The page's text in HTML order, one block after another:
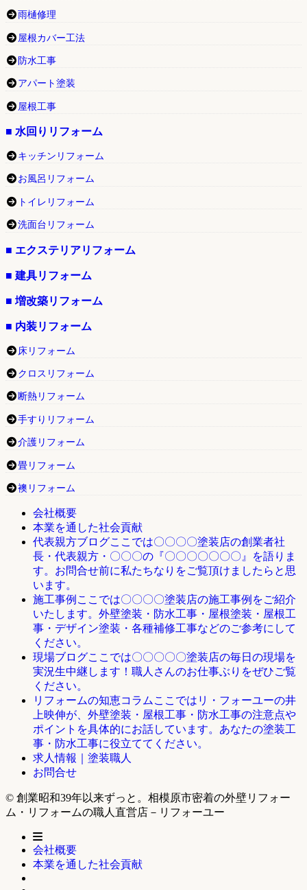
雨樋修理
屋根カバー工法
防水工事
アパート塗装
屋根工事
■ 水回りリフォーム
キッチンリフォーム
お風呂リフォーム
トイレリフォーム
洗面台リフォーム
■ エクステリアリフォーム
■ 建具リフォーム
■ 増改築リフォーム
■ 内装リフォーム
床リフォーム
クロスリフォーム
断熱リフォーム
手すりリフォーム
介護リフォーム
畳リフォーム
襖リフォーム
会社概要
本業を通した社会貢献
代表親方ブログここでは〇〇〇〇塗装店の創業者社
長・代表親方・〇〇〇の『〇〇〇〇〇〇〇』を語りま
す。お問合せ前に私たちなりをご覧頂けましたらと思
います。
施工事例 ここでは〇〇〇〇塗装店の施工事例をご紹介
いたします。外壁塗装・防水工事・屋根塗装・屋根工
事・デザイン塗装・各種補修工事などのご参考にして
ください。
現場ブログここでは〇〇〇〇〇塗装店の毎日の現場を
実況生中継します！職人さんのお仕事ぶりをぜひご覧
ください。
リフォームの知恵コラム ここではリ・フォーユーの井
上映伸が、外壁塗装・屋根工事・防水工事の注意点や
ポイントを具体的にお話しています。あなたの塗装工
事・防水工事に役立ててください。
求人情報｜塗装職人
お問合せ
© 創業昭和39年以来ずっと。相模原市密着の外壁リフォー
ム・リフォームの職人直営店－リフォーユー
会社概要
本業を通した社会貢献